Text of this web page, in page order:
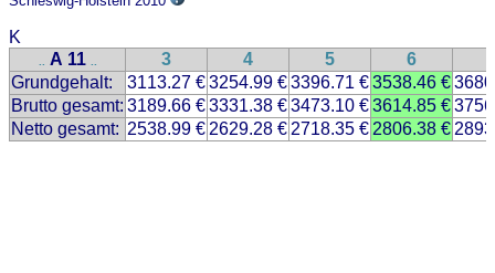
K
.. A 11 .. 3 4 5 6
Grundgehalt:
3113.27 €3254.99 €3396.71 €3538.46 €
Brutto gesamt: 3189.66 €3331.38 €3473.10 €3614.85 €
Netto gesamt: 2538.99 € 2629.28 € 2718.35 € 2806.38 €